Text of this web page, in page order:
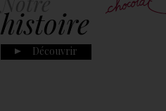
histoire
Découvrir